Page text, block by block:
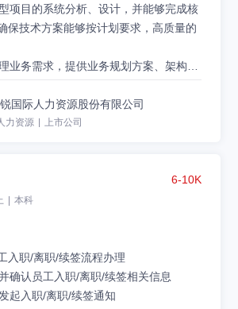
等）；
、ES6；
续的热情，好的沟通能力、高度的责任
分析需求；
力，有HR SaaS行业经验更佳。
项目的系统分析、设计，并能够完成核
保技术方案能够按计划要求，高质量的
业务需求，提供业务规划方案、架构设
钻研及学习精神，能够深入了解开源技
等相关技术原理，出现问题时能够通过
; JAVA基础扎实，熟悉常用的JAVA基
模式，使用过分布式、缓存、消息等中
常用技术进行合理应用到实际业务场景
负载、高可用性等场景下的系统调优经
国际人力资源股份有限公司
力资源 上市公司
6-10K
本科
入职/离职/续签流程办理
确认员工入职/离职/续签相关信息
起入职/离职/续签通知